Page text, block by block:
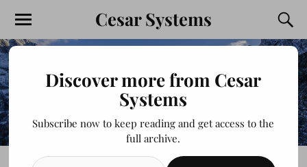
Cesar Systems
Discover more from Cesar
Systems
Subscribe now to keep reading and get access to the
full archive.